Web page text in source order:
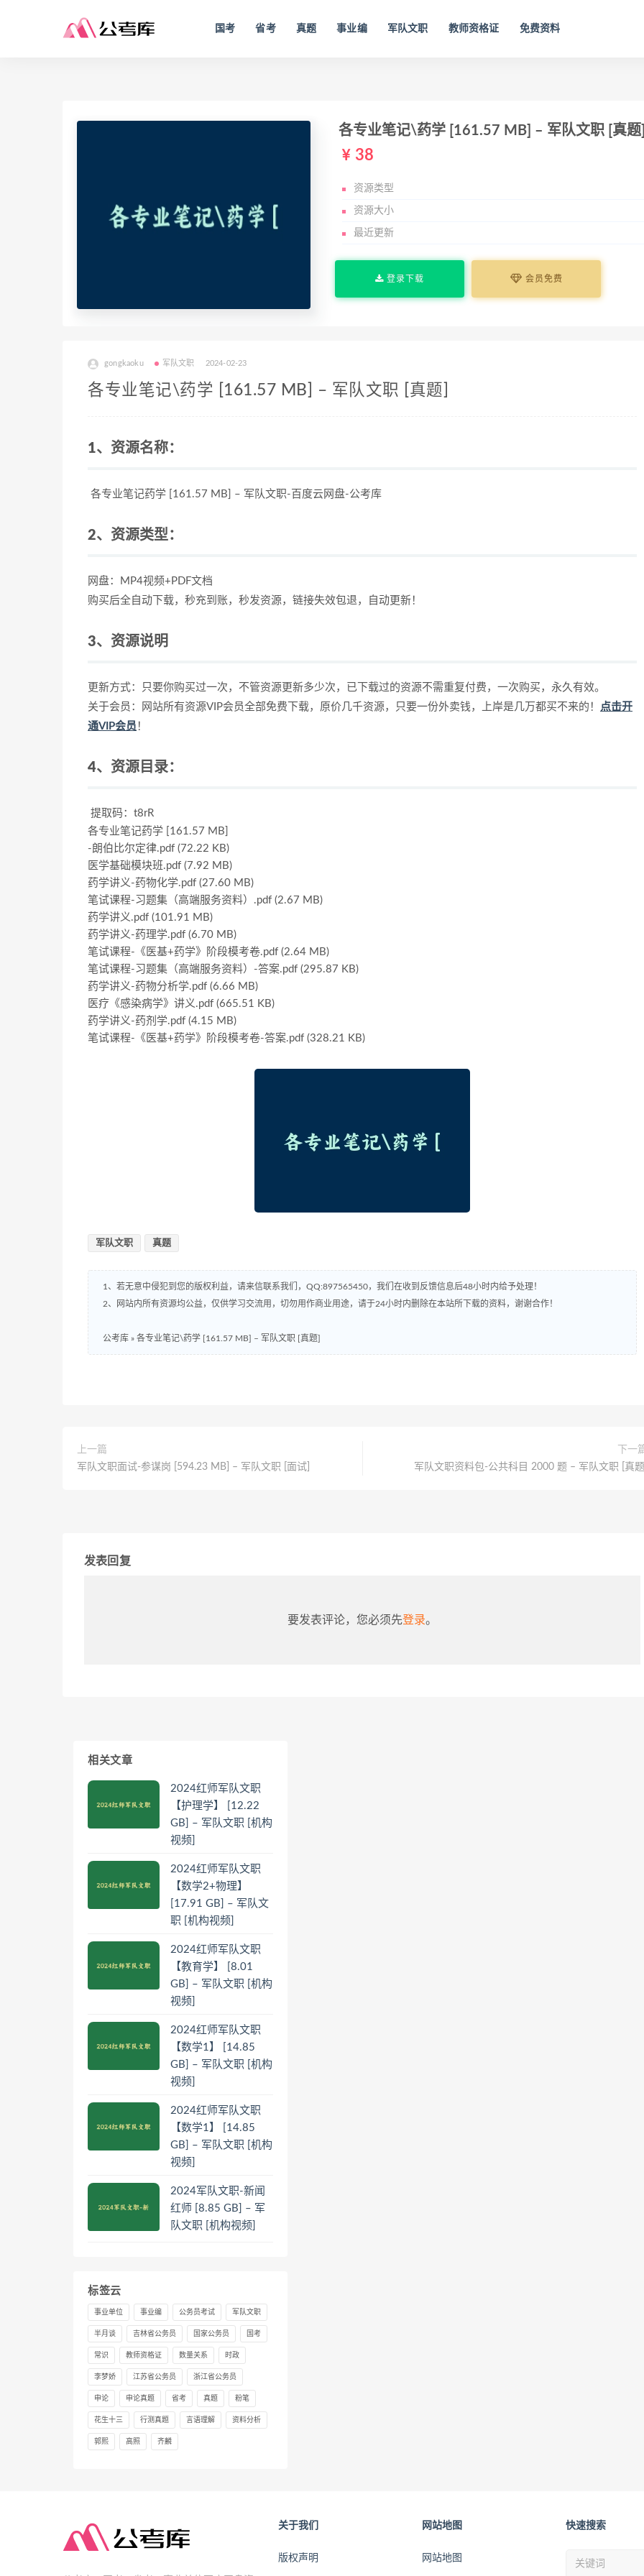
国考 省考 真题 事业编 军队文职 教师资格证 免费资料
各专业笔记\药学 [161.57 MB] – 军队文职 [真题
38
资源类型
资源大小
最近更新
登录下载 会员免费
gongkaoku 军队文职 2024-02-23
各专业笔记\药学 [161.57 MB] – 军队文职 [真题]
1、资源名称：
各专业笔记药学 [161.57 MB] – 军队文职-百度云网盘-公考库
2、资源类型：
网盘：MP4视频+PDF文档
购买后全自动下载，秒充到账，秒发资源，链接失效包退，自动更新！
3、资源说明
更新方式：只要你购买过一次，不管资源更新多少次，已下载过的资源不需重复付费，一次购买，永久有效。
关于会员：网站所有资源VIP会员全部免费下载，原价几千资源，只要一份外卖钱，上岸是几万都买不来的！ 点击开
通VIP会员 ！
4、资源目录：
提取码：t8rR
各专业笔记药学 [161.57 MB]
-朗伯比尔定律.pdf (72.22 KB)
医学基础模块班.pdf (7.92 MB)
药学讲义-药物化学.pdf (27.60 MB)
笔试课程-习题集（高端服务资料）.pdf (2.67 MB)
药学讲义.pdf (101.91 MB)
药学讲义-药理学.pdf (6.70 MB)
笔试课程-《医基+药学》阶段模考卷.pdf (2.64 MB)
笔试课程-习题集（高端服务资料）-答案.pdf (295.87 KB)
药学讲义-药物分析学.pdf (6.66 MB)
医疗《感染病学》讲义.pdf (665.51 KB)
药学讲义-药剂学.pdf (4.15 MB)
笔试课程-《医基+药学》阶段模考卷-答案.pdf (328.21 KB)
军队文职 真题
1、若无意中侵犯到您的版权利益，请来信联系我们，QQ:897565450，我们在收到反馈信息后48小时内给予处理！
2、网站内所有资源均公益，仅供学习交流用，切勿用作商业用途，请于24小时内删除在本站所下载的资料，谢谢合作！
公考库 » 各专业笔记\药学 [161.57 MB] – 军队文职 [真题]
上一篇
军队文职面试-参谋岗 [594.23 MB] – 军队文职 [面试]
下一
军队文职资料包-公共科目 2000 题 – 军队文职 [真
发表回复
要发表评论，您必须先登录。
相关文章
2024红师军队文职
【护理学】 [12.22
GB] – 军队文职 [机构
视频]
2024红师军队文职
【数学2+物理】
[17.91 GB] – 军队文
职 [机构视频]
2024红师军队文职
【教育学】 [8.01
GB] – 军队文职 [机构
视频]
2024红师军队文职
【数学1】 [14.85
GB] – 军队文职 [机构
视频]
2024红师军队文职
【数学1】 [14.85
GB] – 军队文职 [机构
视频]
2024军队文职-新闻
红师 [8.85 GB] – 军
队文职 [机构视频]
标签云
事业单位 事业编 公务员考试 军队文职
半月谈 吉林省公务员 国家公务员 国考
常识 教师资格证 数量关系 时政
李梦娇 江苏省公务员 浙江省公务员
申论 申论真题 省考 真题 粉笔
花生十三 行测真题 言语理解 资料分析
郭熙 高照 齐麟
关于我们
版权声明
网站地图
网站地图
快速搜索